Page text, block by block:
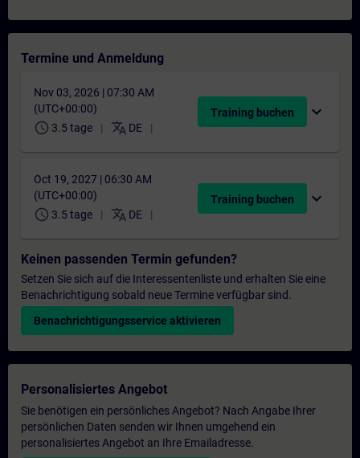
Termine und Anmeldung
Nov 03, 2026 | 07:30 AM
(UTC+00:00)
schedule 3.5 tage translate DE
Training buchen expand_more
Oct 19, 2027 | 06:30 AM
(UTC+00:00)
schedule 3.5 tage translate DE
Training buchen expand_more
Keinen passenden Termin gefunden?
Setzen Sie sich auf die Interessentenliste und erhalten Sie eine
Benachrichtigung sobald neue Termine verfügbar sind.
Benachrichtigungsservice aktivieren
Personalisiertes Angebot
Sie benötigen ein persönliches Angebot? Nach Angabe Ihrer
persönlichen Daten senden wir Ihnen umgehend ein
personalisiertes Angebot an Ihre Emailadresse.